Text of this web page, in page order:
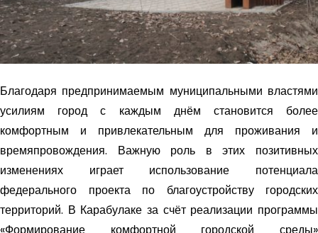
Благодаря предпринимаемым муниципальными властями
усилиям город с каждым днём становится более
комфортным и привлекательным для проживания и
времяпровождения. Важную роль в этих позитивных
изменениях играет использование потенциала
федерального проекта по благоустройству городских
территорий. В Карабулаке за счёт реализации программы